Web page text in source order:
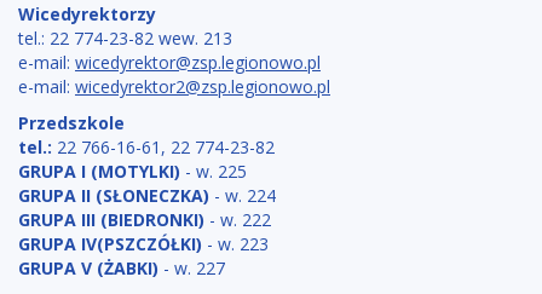
Wicedyrektorzy
tel.: 22 774-23-82 wew. 213
e-mail: wicedyrektor@zsp.legionowo.pl
e-mail: wicedyrektor2@zsp.legionowo.pl
Przedszkole
tel.: 22 766-16-61, 22 774-23-82
GRUPA I (MOTYLKI) - w. 225
GRUPA II (SŁONECZKA) - w. 224
GRUPA III (BIEDRONKI) - w. 222
GRUPA IV(PSZCZÓŁKI) - w. 223
GRUPA V (ŻABKI) - w. 227